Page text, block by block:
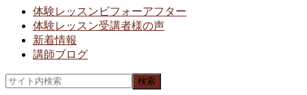
体験レッスンビフォーアフター
体験レッスン受講者様の声
新着情報
講師ブログ